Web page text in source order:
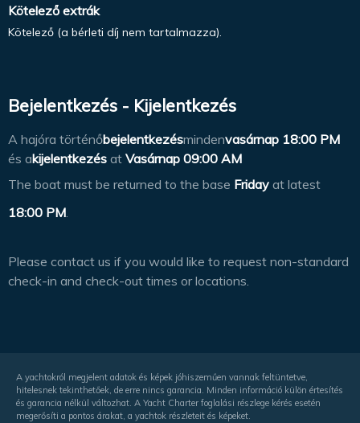
Kötelező extrák
Kötelező (a bérleti díj nem tartalmazza).
Bejelentkezés - Kijelentkezés
A hajóra történőbejelentkezésmindenvasárnap 18:00 PM
és akijelentkezés at Vasárnap 09:00 AM
The boat must be returned to the base Friday at latest
18:00 PM.
Please contact us if you would like to request non-standard
check-in and check-out times or locations.
A yachtokról megjelent adatok és képek jóhiszeműen vannak feltüntetve,
hitelesnek tekinthetőek, de erre nincs garancia. Minden információ külön értesítés
és garancia nélkül változhat. A Yacht Charter foglalási részlege kérés esetén
megerősíti a pontos árakat, a yachtok részleteit és képeket.